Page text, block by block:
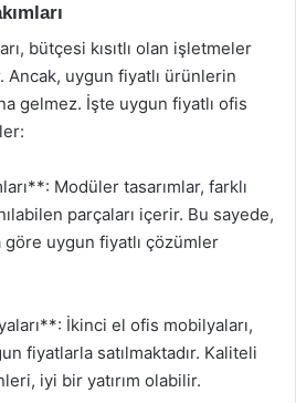
bütçesi kısıtlı olan işletmeler
uygun fiyatlı ürünlerin
gelmez. İşte uygun fiyatlı ofis
Modüler tasarımlar, farklı
parçaları içerir. Bu sayede,
göre uygun fiyatlı çözümler
İkinci el ofis mobilyaları,
fiyatlarla satılmaktadır. Kaliteli
iyi bir yatırım olabilir.